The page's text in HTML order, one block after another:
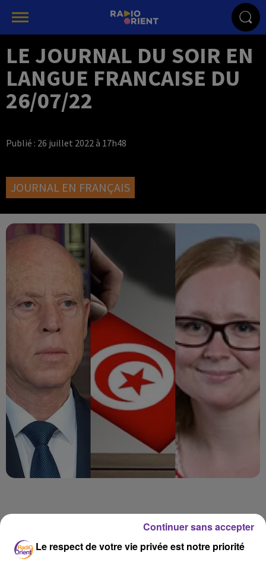
LE JOURNAL DU SOIR EN
LANGUE FRANCAISE DU
26/07/22
Publié : 26 juillet 2022 à 17h48
JOURNAL EN FRANÇAIS
Tunisie
Egypte
Ersilia Soudais
Le respect de votre vie privée est notre priorité
Continuer sans accepter